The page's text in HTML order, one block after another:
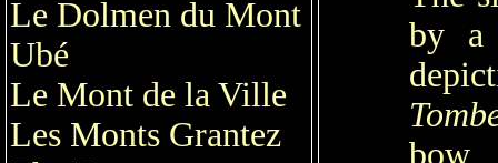
Le Dolmen du Mont
Ubé
Le Mont de la Ville
Les Monts Grantez
by a
bow